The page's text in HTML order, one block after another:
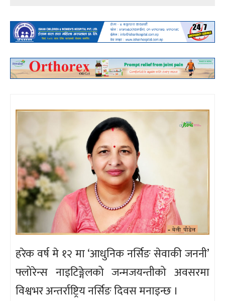
हरेक वर्ष मे १२ मा ‘आधुनिक नर्सिङ सेवाकी जननी’
फ्लोरेन्स नाइटिङ्गेलको जन्मजयन्तीको अवसरमा
विश्वभर अन्तर्राष्ट्रिय नर्सिङ दिवस मनाइन्छ ।